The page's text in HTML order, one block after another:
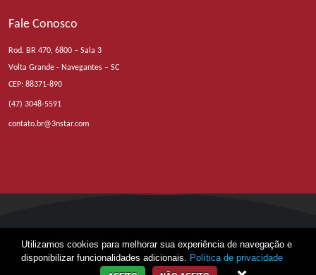
Fale Conosco
Rod. BR 470, 6800 – Sala 3
Volta Grande - Navegantes – SC
CEP: 88371-890
(47) 3048-5591
contato.br@3nstar.com
POStech © Copyright 2026. Todos os direitos reservados.
Criação Flower Power Propaganda e Marketing.
Utilizamos cookies para melhorar sua experiência de navegação e
disponibilizar funcionalidades adicionais. Política de privacidade